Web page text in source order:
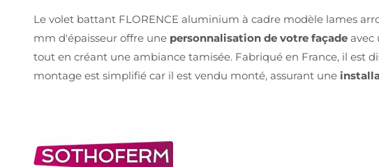
Le volet battant FLORENCE aluminium à cadre modèle lames
mm d'épaisseur offre une personnalisation de votre façade avec
tout en créant une ambiance tamisée. Fabriqué en France, il est
montage est simplifié car il est vendu monté, assurant une